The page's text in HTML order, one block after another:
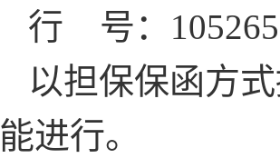
行
号：
以担保保函方
能进行。